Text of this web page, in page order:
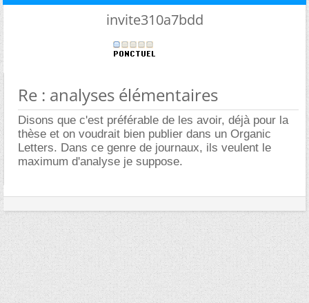
invite310a7bdd
Re : analyses élémentaires
Disons que c'est préférable de les avoir, déjà pour la
thèse et on voudrait bien publier dans un Organic
Letters. Dans ce genre de journaux, ils veulent le
maximum d'analyse je suppose.